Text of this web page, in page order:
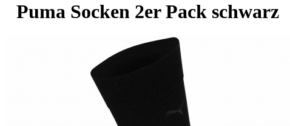
Puma Socken 2er Pack schwarz